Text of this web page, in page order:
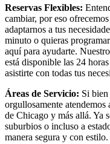
Reservas Flexibles:
cambiar, por eso
adaptarnos a tus
minuto o quieras
aquí para ayudarte.
está disponible las 24
asistirte con todas tus
Áreas de Servicio: Si bien
orgullosamente atendemos
de Chicago y más allá. Ya
suburbios o incluso a
manera segura y con estilo.